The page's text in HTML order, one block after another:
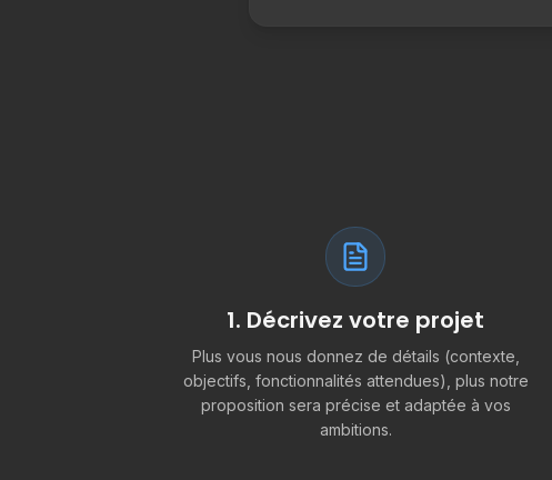
1. Décrivez votre projet
Plus vous nous donnez de détails (contexte,
objectifs, fonctionnalités attendues), plus notre
proposition sera précise et adaptée à vos
ambitions.